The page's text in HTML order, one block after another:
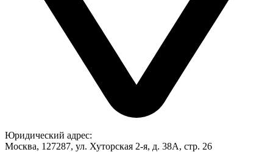
Юридический адрес:
Москва, 127287, ул. Хуторская 2-я, д. 38А, стр. 26